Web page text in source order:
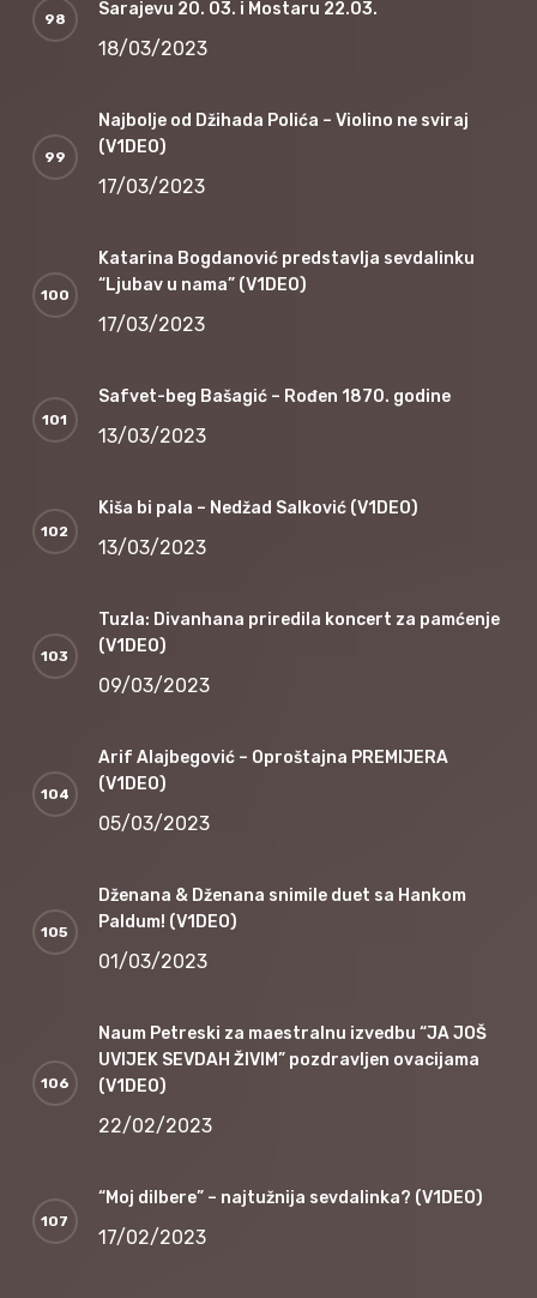
Sarajevu 20. 03. i Mostaru 22.03.
18/03/2023
Najbolje od Džihada Polića – Violino ne sviraj
(V1DEO)
17/03/2023
Katarina Bogdanović predstavlja sevdalinku
“Ljubav u nama” (V1DEO)
17/03/2023
Safvet-beg Bašagić – Rođen 1870. godine
13/03/2023
Kiša bi pala – Nedžad Salković (V1DEO)
13/03/2023
Tuzla: Divanhana priredila koncert za pamćenje
(V1DEO)
09/03/2023
Arif Alajbegović – Oproštajna PREMIJERA
(V1DEO)
05/03/2023
Dženana & Dženana snimile duet sa Hankom
Paldum! (V1DEO)
01/03/2023
Naum Petreski za maestralnu izvedbu “JA JOŠ
UVIJEK SEVDAH ŽIVIM” pozdravljen ovacijama
(V1DEO)
22/02/2023
“Moj dilbere” – najtužnija sevdalinka? (V1DEO)
17/02/2023